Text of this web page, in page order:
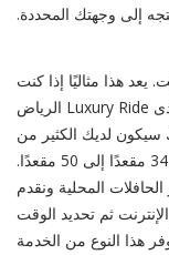
إلى وجهتك المحددة.
يعد هذا مثاليًا إذا كنت
بحاجة إلى القيام برحلة أطول من بضع ساعات. لدى Luxury Ride الرياض
لديك الكثير من
الخيارات للاختيار من بين الحافلات الفاخرة ذات 34 مقعدًا إلى 50 مقعدًا.
المحلية ونقدم
ثم تحديد الوقت
هذا النوع من الخدمة